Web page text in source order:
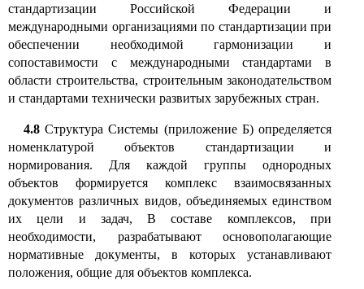
стандартизации Российской Федерации и
международными организациями по стандартизации при
обеспечении необходимой гармонизации и
сопоставимости с международными стандартами в
области строительства, строительным законодательством
и стандартами технически развитых зарубежных стран.
4.8 Структура Системы (приложение Б) определяется
номенклатурой объектов стандартизации и
нормирования. Для каждой группы однородных
объектов формируется комплекс взаимосвязанных
документов различных видов, объединяемых единством
их цели и задач, В составе комплексов, при
необходимости, разрабатывают основополагающие
нормативные документы, в которых устанавливают
положения, общие для объектов комплекса.